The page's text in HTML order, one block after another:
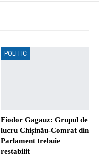
POLITIC
Fiodor Gagauz: Grupul de
lucru Chișinău-Comrat din
Parlament trebuie
restabilit